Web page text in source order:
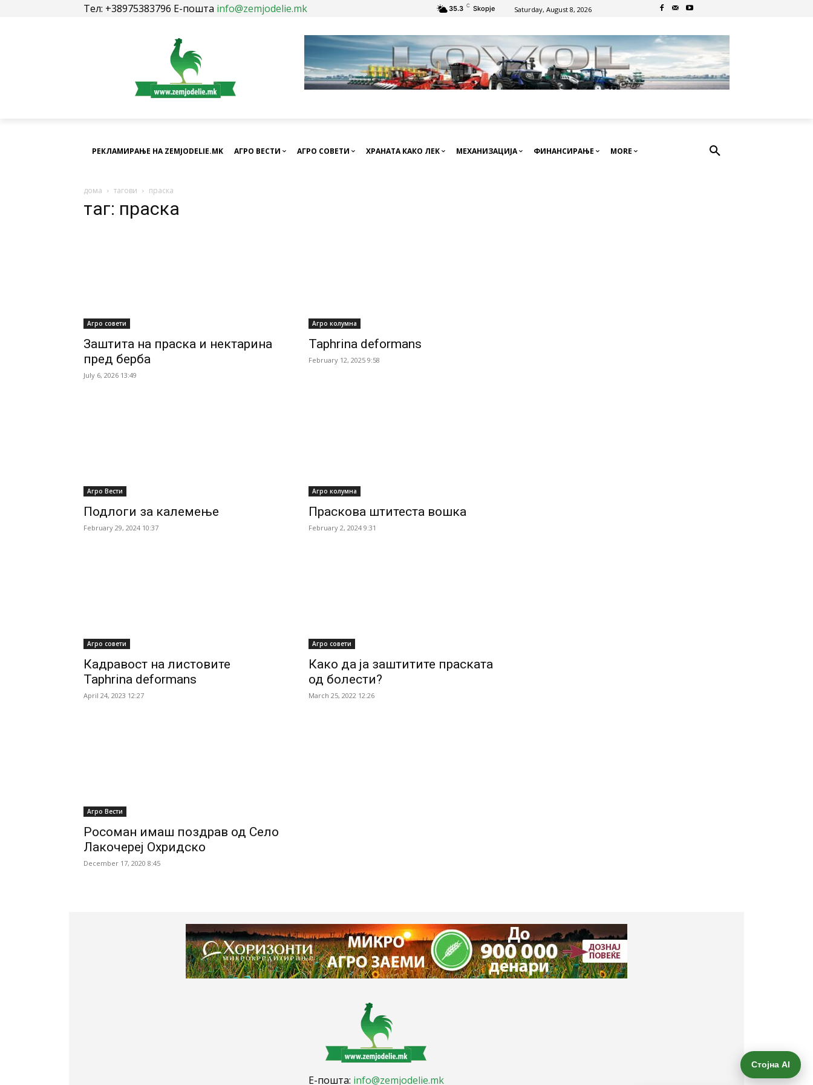
Тел: +38975383796 Е-пошта info@zemjodelie.mk 35.3 C Skopje Saturday, August 8, 2026
РЕКЛАМИРАЊЕ НА ZEMJODELIE.MK АГРО ВЕСТИ АГРО СОВЕТИ ХРАНАТА КАКО ЛЕК МЕХАНИЗАЦИЈА ФИНАНСИРАЊЕ MORE
дома тагови праска
таг: праска
Агро совети
Заштита на праска и нектарина
пред берба
July 6, 2026 13:49
Агро колумна
Taphrina deformans
February 12, 2025 9:58
Агро Вести
Подлоги за калeмење
February 29, 2024 10:37
Агро колумна
Праскова штитеста вошка
February 2, 2024 9:31
Агро совети
Кадравост на листовите
Taphrina deformans
April 24, 2023 12:27
Агро совети
Како да ја заштитите праската
од болести?
March 25, 2022 12:26
Агро Вести
Росоман имаш поздрав од Село
Лакочереј Охридско
December 17, 2020 8:45
Е-пошта: info@zemjodelie.mk
Стојна AI